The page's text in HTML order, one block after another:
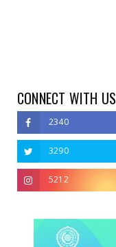
CONNECT WITH US
2340
3290
5212